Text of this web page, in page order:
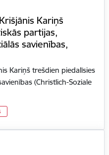
Kariņš
partijas,
savienības,
Kariņš trešdien piedalīsies
(Christlich-Soziale